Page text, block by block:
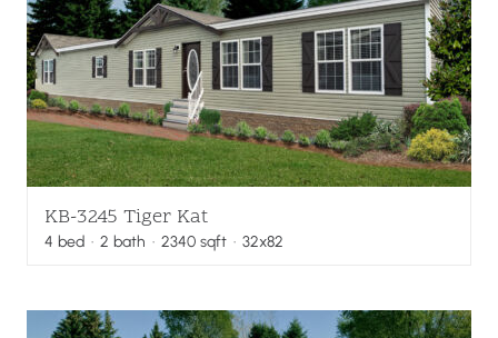
KB-3245 Tiger Kat
4 bed · 2 bath · 2340 sqft· 32x82